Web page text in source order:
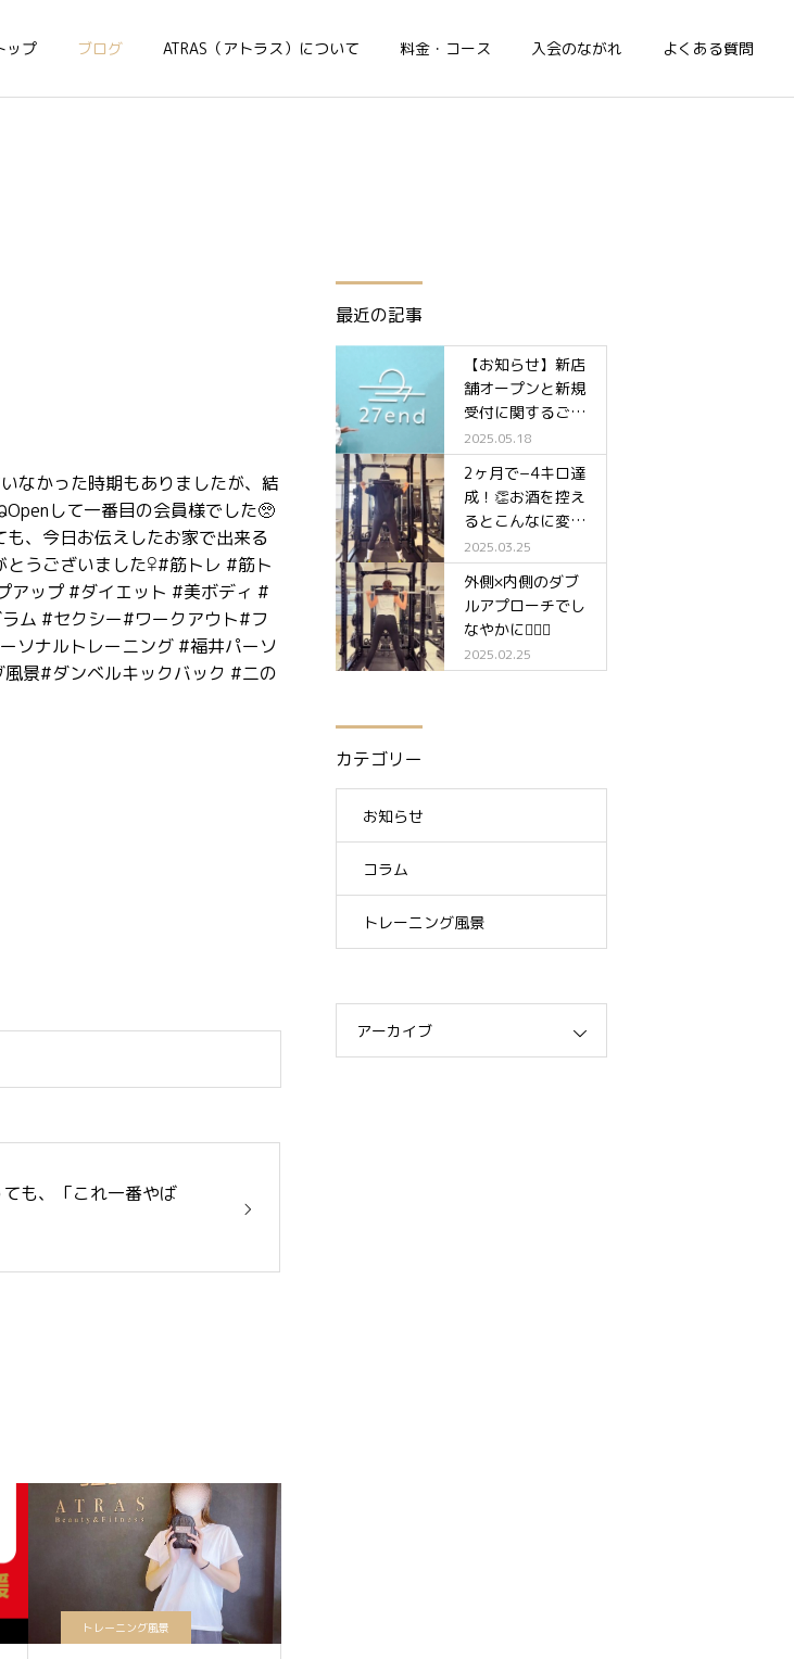
ップ ブログ ATRAS（アトラス）について 料金・コース 入会のながれ よくある質問
なかった時期もありましたが、結
して一番目の会員様でした🥺️
、今日お伝えしたお家で出来る
とうございました‍♀️#筋トレ #筋ト
アップ #ダイエット #美ボディ #
ム #セクシー#ワークアウト#フ
ソナルトレーニング #福井パーソ
風景#ダンベルキックバック #二の
も、「これ一番やば
トレーニング風景
最近の記事
【お知らせ】新店
舗オープンと新規
受付に関するご案
内✨
2025.05.18
2ヶ月で−4キロ達
成！👏お酒を控え
るとこんなに変わ
る✨
2025.03.25
外側×内側のダブ
ルアプローチでし
なやかに🧘‍♀️✨
2025.02.25
カテゴリー
お知らせ
コラム
トレーニング風景
アーカイブ